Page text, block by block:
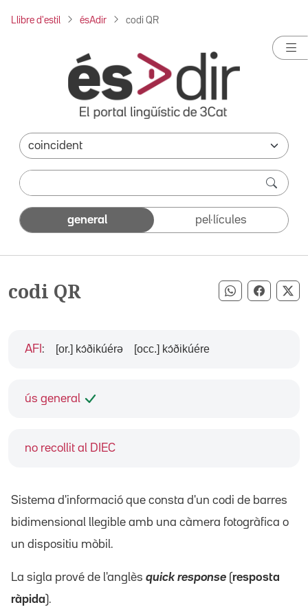
Llibre d'estil ésAdir codi QR
general pel·lícules
codi QR Compartir
ús general
no recollit al DIEC
AFI : [or.] kɔ́ðikúérə [occ.] kɔ́ðikúére
Sistema d'informació que consta d'un codi de barres
bidimensional llegible amb una càmera fotogràfica o
un dispositiu mòbil.
La sigla prové de l'anglès quick response (resposta
ràpida).